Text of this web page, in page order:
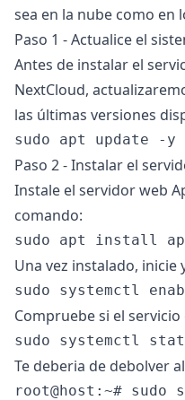
sea en la nube como en
Paso 1 - Actualice el
Antes de instalar el
NextCloud,
las últimas versiones
Paso 2 - Instalar el
Instale el servidor web
comando:
Una vez instalado, inicie
Compruebe si el
Te deberia de debolver
root@host:~# sudo